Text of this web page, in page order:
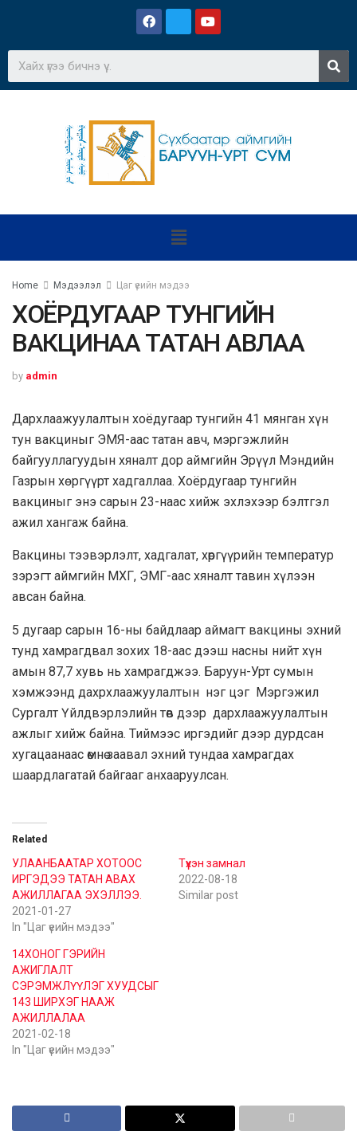
Home Мэдээлэл Цаг үеийн мэдээ
ХОЁРДУГААР ТУНГИЙН
ВАКЦИНАА ТАТАН АВЛАА
by admin
Дархлаажуулалтын хоёдугаар тунгийн 41 мянган хүн
тун вакциныг ЭМЯ-аас татан авч, мэргэжлийн
байгууллагуудын хяналт дор аймгийн Эрүүл Мэндийн
Газрын хөргүүрт хадгаллаа. Хоёрдугаар тунгийн
вакциныг энэ сарын 23-наас хийж эхлэхээр бэлтгэл
ажил хангаж байна.
Вакцины тээвэрлэлт, хадгалат, хөргүүрийн температур
зэрэгт аймгийн МХГ, ЭМГ-аас хяналт тавин хүлээн
авсан байна.
5 дугаар сарын 16-ны байдлаар аймагт вакцины эхний
тунд хамрагдвал зохих 18-аас дээш насны нийт хүн
амын 87,7 хувь нь хамрагджээ. Баруун-Урт сумын
хэмжээнд дахрхлаажуулалтын нэг цэг Мэргэжил
Сургалт Үйлдвэрлэлийн төв дээр дархлаажуулалтын
ажлыг хийж байна. Тиймээс иргэдийг дээр дурдсан
хугацаанаас өмнө заавал эхний тундаа хамрагдах
шаардлагатай байгааг анхааруулсан.
Related
УЛААНБААТАР ХОТООС
ИРГЭДЭЭ ТАТАН АВАХ
АЖИЛЛАГАА ЭХЭЛЛЭЭ.
2021-01-27
In "Цаг үеийн мэдээ"
Түүхэн замнал
2022-08-18
Similar post
14ХОНОГ ГЭРИЙН
АЖИГЛАЛТ
СЭРЭМЖЛҮҮЛЭГ ХУУДСЫГ
143 ШИРХЭГ НААЖ
АЖИЛЛАЛАА
2021-02-18
In "Цаг үеийн мэдээ"